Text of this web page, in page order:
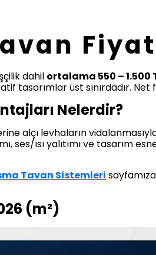
dahil ortalama 550 – 1.500
tasarımlar üst sınırdadır.
Nelerdir?
alçı levhaların
ses/ısı yalıtımı ve tasarım
Tavan Sistemleri
(m²)